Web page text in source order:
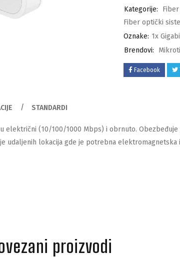
Kategorije:
Fiber optički
Oznake: 1x
Brendovi:
Facebook
STANDARDI
električni (10/100/1000 Mbps) i obrnuto.
udaljenih lokacija gde je potrebna elektromagnetska
proizvodi